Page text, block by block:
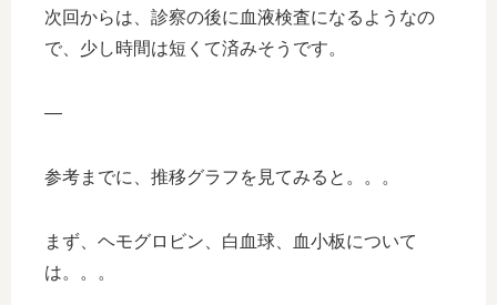
次回からは、診察の後に血液検査になるようなの
で、少し時間は短くて済みそうです。
—
参考までに、推移グラフを見てみると。。。
まず、ヘモグロビン、白血球、血小板について
は。。。